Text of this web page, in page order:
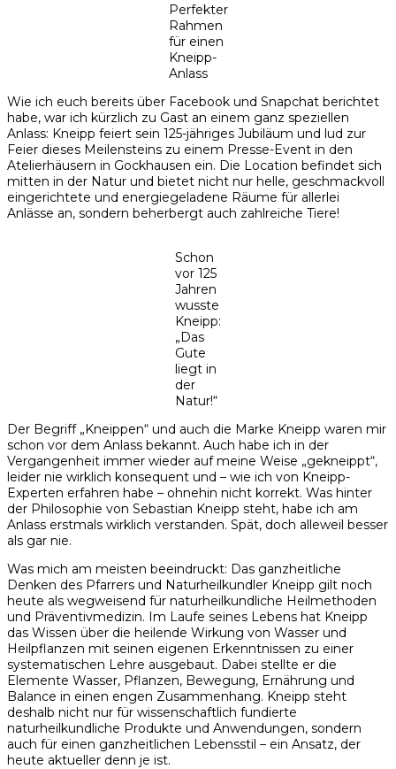
Perfekter
Rahmen
für einen
Kneipp-
Anlass
Wie ich euch bereits über Facebook und Snapchat berichtet
habe, war ich kürzlich zu Gast an einem ganz speziellen
Anlass: Kneipp feiert sein 125-jähriges Jubiläum und lud zur
Feier dieses Meilensteins zu einem Presse-Event in den
Atelierhäusern in Gockhausen ein. Die Location befindet sich
mitten in der Natur und bietet nicht nur helle, geschmackvoll
eingerichtete und energiegeladene Räume für allerlei
Anlässe an, sondern beherbergt auch zahlreiche Tiere!
Schon
vor 125
Jahren
wusste
Kneipp:
„Das
Gute
liegt in
der
Natur!“
Der Begriff „Kneippen“ und auch die Marke Kneipp waren mir
schon vor dem Anlass bekannt. Auch habe ich in der
Vergangenheit immer wieder auf meine Weise „gekneippt“,
leider nie wirklich konsequent und – wie ich von Kneipp-
Experten erfahren habe – ohnehin nicht korrekt. Was hinter
der Philosophie von Sebastian Kneipp steht, habe ich am
Anlass erstmals wirklich verstanden. Spät, doch alleweil besser
als gar nie.
Was mich am meisten beeindruckt: Das ganzheitliche
Denken des Pfarrers und Naturheilkundler Kneipp gilt noch
heute als wegweisend für naturheilkundliche Heilmethoden
und Präventivmedizin. Im Laufe seines Lebens hat Kneipp
das Wissen über die heilende Wirkung von Wasser und
Heilpflanzen mit seinen eigenen Erkenntnissen zu einer
systematischen Lehre ausgebaut. Dabei stellte er die
Elemente Wasser, Pflanzen, Bewegung, Ernährung und
Balance in einen engen Zusammenhang. Kneipp steht
deshalb nicht nur für wissenschaftlich fundierte
naturheilkundliche Produkte und Anwendungen, sondern
auch für einen ganzheitlichen Lebensstil – ein Ansatz, der
heute aktueller denn je ist.